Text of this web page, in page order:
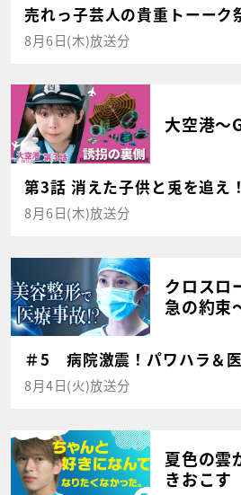
売れっ子芸人の貴重トーーク
8月6日(木)放送分
大空港～
第3話 消えた子供と兎を追え！
8月6日(木)放送分
クロスロ
急の約束
＃5 病院激震！パワハラ＆
8月4日(火)放送分
夏色の雲
きおこす